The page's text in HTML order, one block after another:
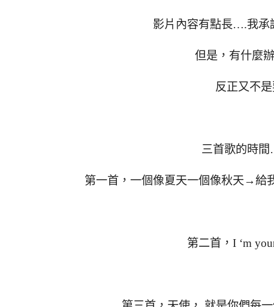
影片內容有點長….我承
但是，有什麼
反正又不
三首歌的時
第一首，一個像夏天一個像秋天→給
第二首，I ‘m